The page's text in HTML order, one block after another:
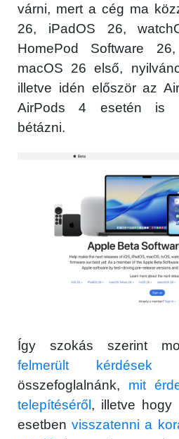
várni, mert a cég ma
26, iPadOS 26,
HomePod Software
macOS 26 első,
illetve idén először az
AirPods 4 esetén is
bétázni.
Így szokás szerint
felmerült kérdések
összefoglalnánk, mit
telepítéséről, illetve hogy
esetbenvisszatenni a